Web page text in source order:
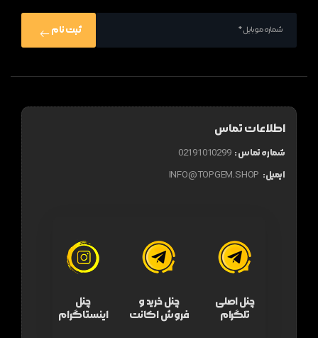
ثبت نام
اطلاعات تماس
شماره تماس : 02191010299
ایمیل: INFO@TOPGEM.SHOP
چنل اصلی
تلگرام
چنل خرید و
فروش اکانت
چنل
اینستاگرام